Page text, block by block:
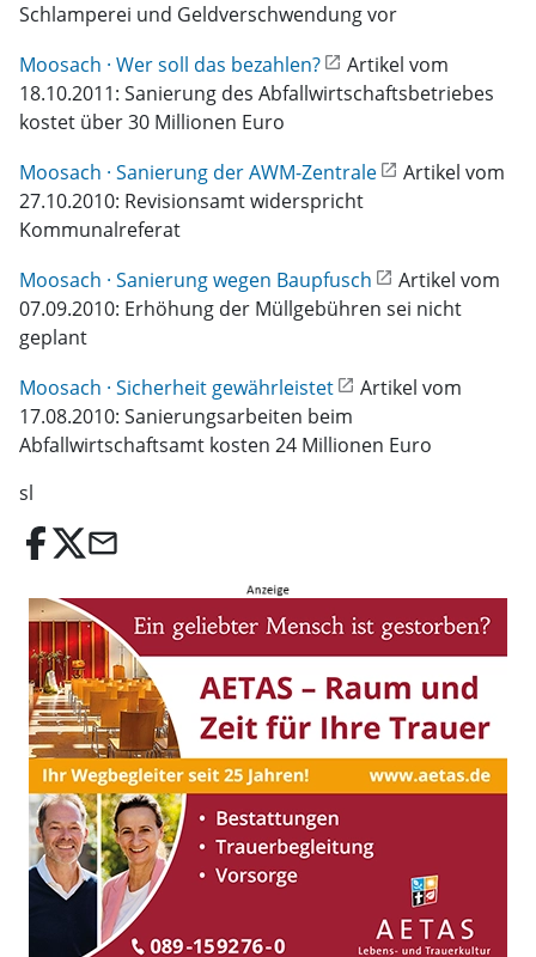
Schlamperei und Geldverschwendung vor
Moosach · Wer soll das bezahlen?
Artikel vom
18.10.2011: Sanierung des Abfallwirtschaftsbetriebes
kostet über 30 Millionen Euro
Moosach · Sanierung der AWM-Zentrale
Artikel vom
27.10.2010: Revisionsamt widerspricht
Kommunalreferat
Moosach · Sanierung wegen Baupfusch
Artikel vom
07.09.2010: Erhöhung der Müllgebühren sei nicht
geplant
Moosach · Sicherheit gewährleistet
Artikel vom
17.08.2010: Sanierungsarbeiten beim
Abfallwirtschaftsamt kosten 24 Millionen Euro
sl
email